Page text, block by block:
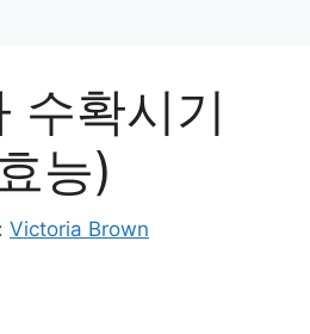
수확시기
능)
Victoria Brown